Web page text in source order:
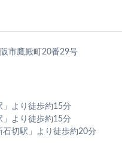
市鷹殿町20番29号
」より徒歩約15分
」より徒歩約15分
石切駅」より徒歩約20分